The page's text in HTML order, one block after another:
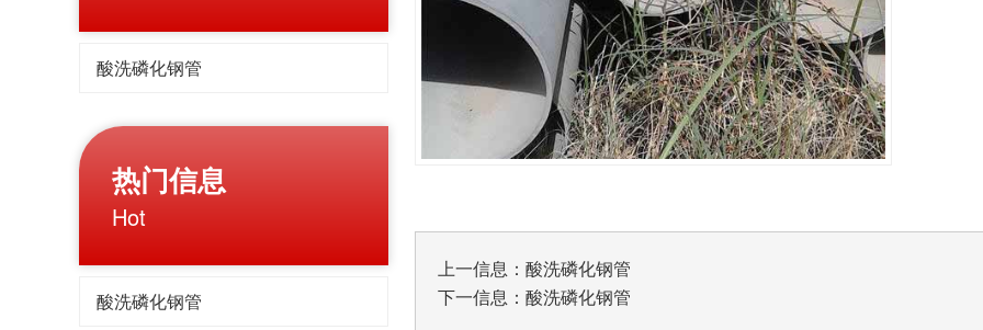
酸洗磷化钢管
热门信息
Hot
酸洗磷化钢管
上一信息： 酸洗磷化钢管
下一信息： 酸洗磷化钢管